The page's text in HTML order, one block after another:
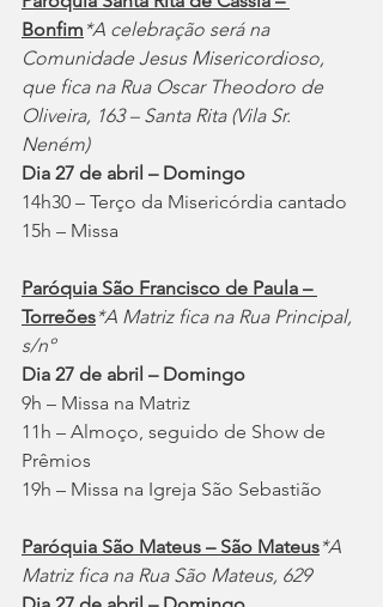
Bonfim *A celebração será na
Comunidade Jesus Misericordioso,
que fica na Rua Oscar Theodoro de
Oliveira, 163 – Santa Rita (Vila Sr.
Neném)
Dia 27 de abril – Domingo
14h30 – Terço da Misericórdia cantado
15h – Missa
Paróquia São Francisco de Paula –
Torreões*A Matriz fica na Rua Principal,
s/nº
Dia 27 de abril – Domingo
9h – Missa na Matriz
11h – Almoço, seguido de Show de
Prêmios
19h – Missa na Igreja São Sebastião
Paróquia São Mateus – São Mateus*A
Matriz fica na Rua São Mateus, 629